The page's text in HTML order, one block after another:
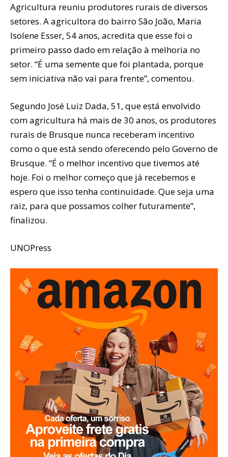
Agricultura reuniu produtores rurais de diversos
setores. A agricultora do bairro São João, Maria
Isolene Esser, 54 anos, acredita que esse foi o
primeiro passo dado em relação à melhoria no
setor. “É uma semente que foi plantada, porque
sem iniciativa não vai para frente”, comentou.
Segundo José Luiz Dada, 51, que está envolvido
com agricultura há mais de 30 anos, os produtores
rurais de Brusque nunca receberam incentivo
como o que está sendo oferecendo pelo Governo de
Brusque. “É o melhor incentivo que tivemos até
hoje. Foi o melhor começo que já recebemos e
espero que isso tenha continuidade. Que seja uma
raiz, para que possamos colher futuramente”,
finalizou.
UNOPress